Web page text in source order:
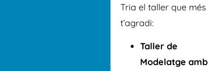
Tria el taller que més
t’agradi:
Taller de
Modelatge amb